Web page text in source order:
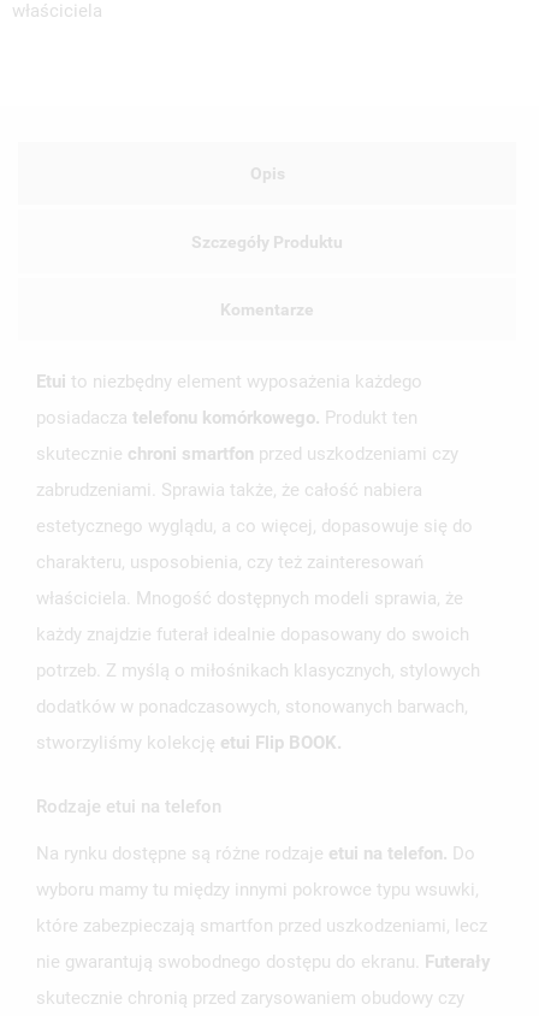
właściciela
Opis
Szczegóły Produktu
Komentarze
Etui to niezbędny element wyposażenia każdego
posiadacza telefonu komórkowego. Produkt ten
skutecznie chroni smartfon przed uszkodzeniami czy
zabrudzeniami. Sprawia także, że całość nabiera
estetycznego wyglądu, a co więcej, dopasowuje się do
charakteru, usposobienia, czy też zainteresowań
właściciela. Mnogość dostępnych modeli sprawia, że
każdy znajdzie futerał idealnie dopasowany do swoich
potrzeb. Z myślą o miłośnikach klasycznych, stylowych
dodatków w ponadczasowych, stonowanych barwach,
stworzyliśmy kolekcję etui Flip BOOK.
Rodzaje etui na telefon
Na rynku dostępne są różne rodzaje etui na telefon. Do
wyboru mamy tu między innymi pokrowce typu wsuwki,
które zabezpieczają smartfon przed uszkodzeniami, lecz
nie gwarantują swobodnego dostępu do ekranu. Futerały
skutecznie chronią przed zarysowaniem obudowy czy